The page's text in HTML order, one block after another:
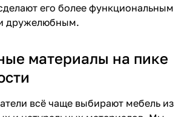
его более функциональным
дружелюбным.
материалы на пике
всё чаще выбирают мебель из